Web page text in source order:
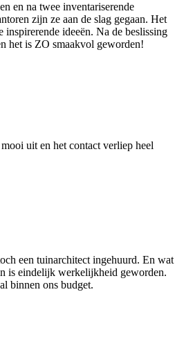
en na twee inventariserende
zijn ze aan de slag gegaan. Het
inspirerende ideeën. Na de beslissing
het is ZO smaakvol geworden!
uit en het contact verliep heel
een tuinarchitect ingehuurd. En wat
is eindelijk werkelijkheid geworden.
binnen ons budget.